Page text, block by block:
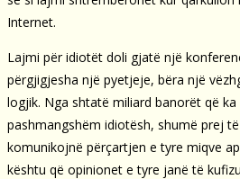
Internet.
Lajmi për idiotët doli gjatë një
përgjigjesha një pyetjeje, bëra një
logjik. Nga shtatë miliard banorët që
pashmangshëm idiotësh, shumë prej
komunikojnë përçartjen e tyre miqve
kështu që opinionet e tyre janë të